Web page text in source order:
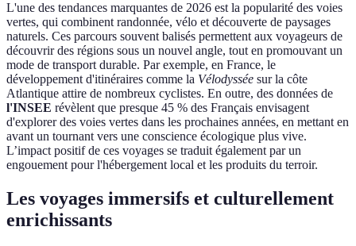
L'une des tendances marquantes de 2026 est la popularité des voies
vertes, qui combinent randonnée, vélo et découverte de paysages
naturels. Ces parcours souvent balisés permettent aux voyageurs de
découvrir des régions sous un nouvel angle, tout en promouvant un
mode de transport durable. Par exemple, en France, le
développement d'itinéraires comme la Vélodyssée sur la côte
Atlantique attire de nombreux cyclistes. En outre, des données de
l'INSEE révèlent que presque 45 % des Français envisagent
d'explorer des voies vertes dans les prochaines années, en mettant en
avant un tournant vers une conscience écologique plus vive.
L’impact positif de ces voyages se traduit également par un
engouement pour l'hébergement local et les produits du terroir.
Les voyages immersifs et culturellement
enrichissants